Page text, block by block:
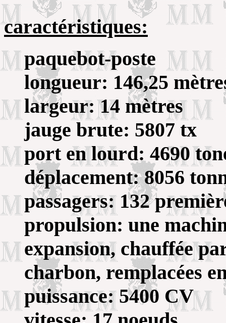
caractéristiques:
paquebot-poste
longueur: 146,25
largeur: 14 mètres
jauge brute: 5807 tx
port en lourd: 4690
déplacement: 8056
passagers: 132
propulsion: une
expansion, chauffée
charbon, remplacées
puissance: 5400 CV